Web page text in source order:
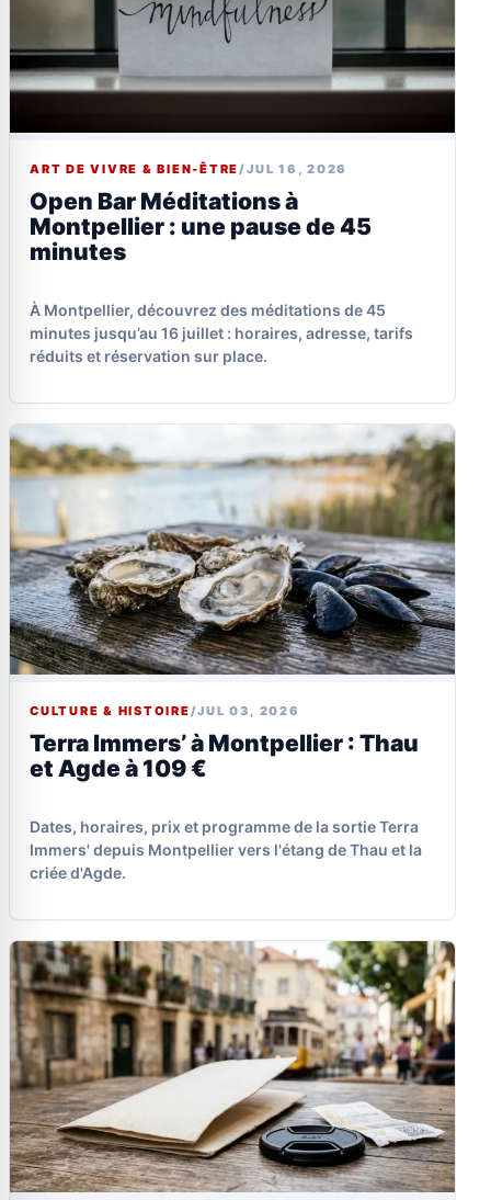
ART DE VIVRE & BIEN-ÊTRE/JUL 16, 2026
Open Bar Méditations à
Montpellier : une pause de 45
minutes
À Montpellier, découvrez des méditations de 45
minutes jusqu’au 16 juillet : horaires, adresse, tarifs
réduits et réservation sur place.
CULTURE & HISTOIRE/JUL 03, 2026
Terra Immers’ à Montpellier : Thau
et Agde à 109 €
Dates, horaires, prix et programme de la sortie Terra
Immers' depuis Montpellier vers l'étang de Thau et la
criée d'Agde.